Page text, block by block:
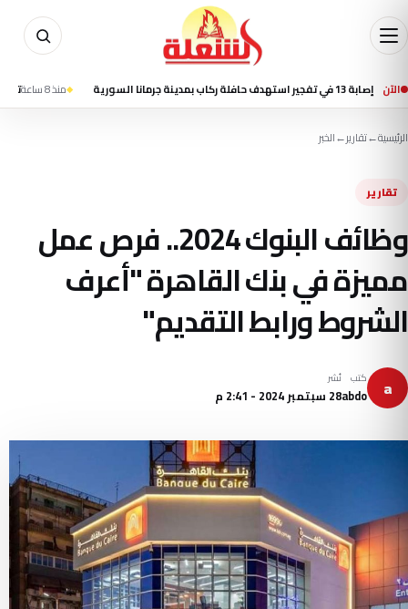
الآن منذ 8 ساعة تسنيم:
الرئيسية←تقارير←الخبر
تقارير
وظائف البنوك 2024.. فرص عمل
مميزة في بنك القاهرة "أعرف
الشروط ورابط التقديم"
a كتب
abdo
نُشر
28 سبتمبر 2024 - 2:41 م